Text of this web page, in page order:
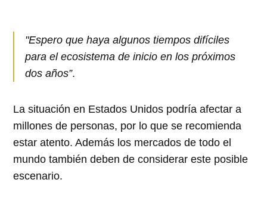
"Espero que haya algunos tiempos difíciles
para el ecosistema de inicio en los próximos
dos años”.
La situación en Estados Unidos podría afectar a
millones de personas, por lo que se recomienda
estar atento. Además los mercados de todo el
mundo también deben de considerar este posible
escenario.